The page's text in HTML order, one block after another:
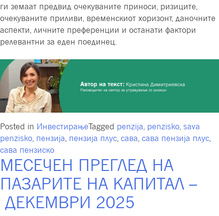
ги земаат предвид очекуваните приноси, ризиците,
очекуваните приливи, временскиот хоризонт, даночните
аспекти, личните преференции и останати фактори
релевантни за еден поединец.
Posted in ИнвестирањеTagged penzija, penzisko, sava
penzisko, пензија, пензија плус, сава, сава пензија плус,
сава пензиско
МЕСЕЧЕН ПРЕГЛЕД НА
ПАЗАРИТЕ НА КАПИТАЛ –
ДЕКЕМВРИ 2025